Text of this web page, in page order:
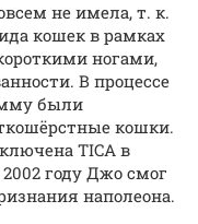
не имела, т. к.
кошек в рамках
ногами,
В процессе
были
кошки.
TICA в
году Джо смог
наполеона.